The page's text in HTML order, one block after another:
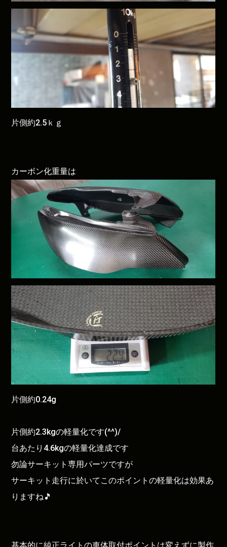
片側約2.5ｋｇ
カーボン化重量は
片側約0.24g
片側約2.3kgの軽量化です(^^)/
台あたり4.6kgの軽量化達成です
勿論サーキット専用パーツですが
サーキット走行に於いてこのポイントの軽量化は効果あ
りますね🎵